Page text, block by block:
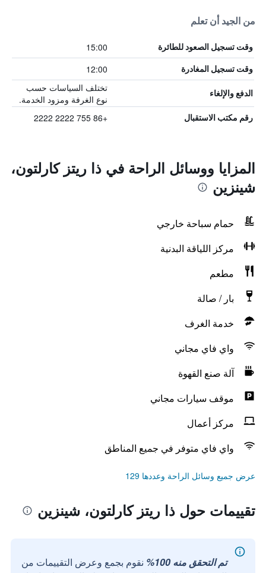
من الجيد أن تعلم
وقت تسجيل الصعود للطائرة 15:00
وقت تسجيل المغادرة 12:00
الدفع والإلغاء
تختلف السياسات حسب
نوع الغرفة ومزود الخدمة.
رقم مكتب الاستقبال +86 755 2222 2222
المزايا ووسائل الراحة في ذا ريتز كارلتون،
شينزين
حمام سباحة خارجي
مركز اللياقة البدنية
مطعم
بار / صالة
خدمة الغرف
واي فاي مجاني
آلة صنع القهوة
موقف سيارات مجاني
مركز أعمال
واي فاي متوفر في جميع المناطق
عرض جميع وسائل الراحة وعددها 129
تقييمات حول ذا ريتز كارلتون، شينزين
تم التحقق منه 100%
نقوم بجمع وعرض التقييمات من